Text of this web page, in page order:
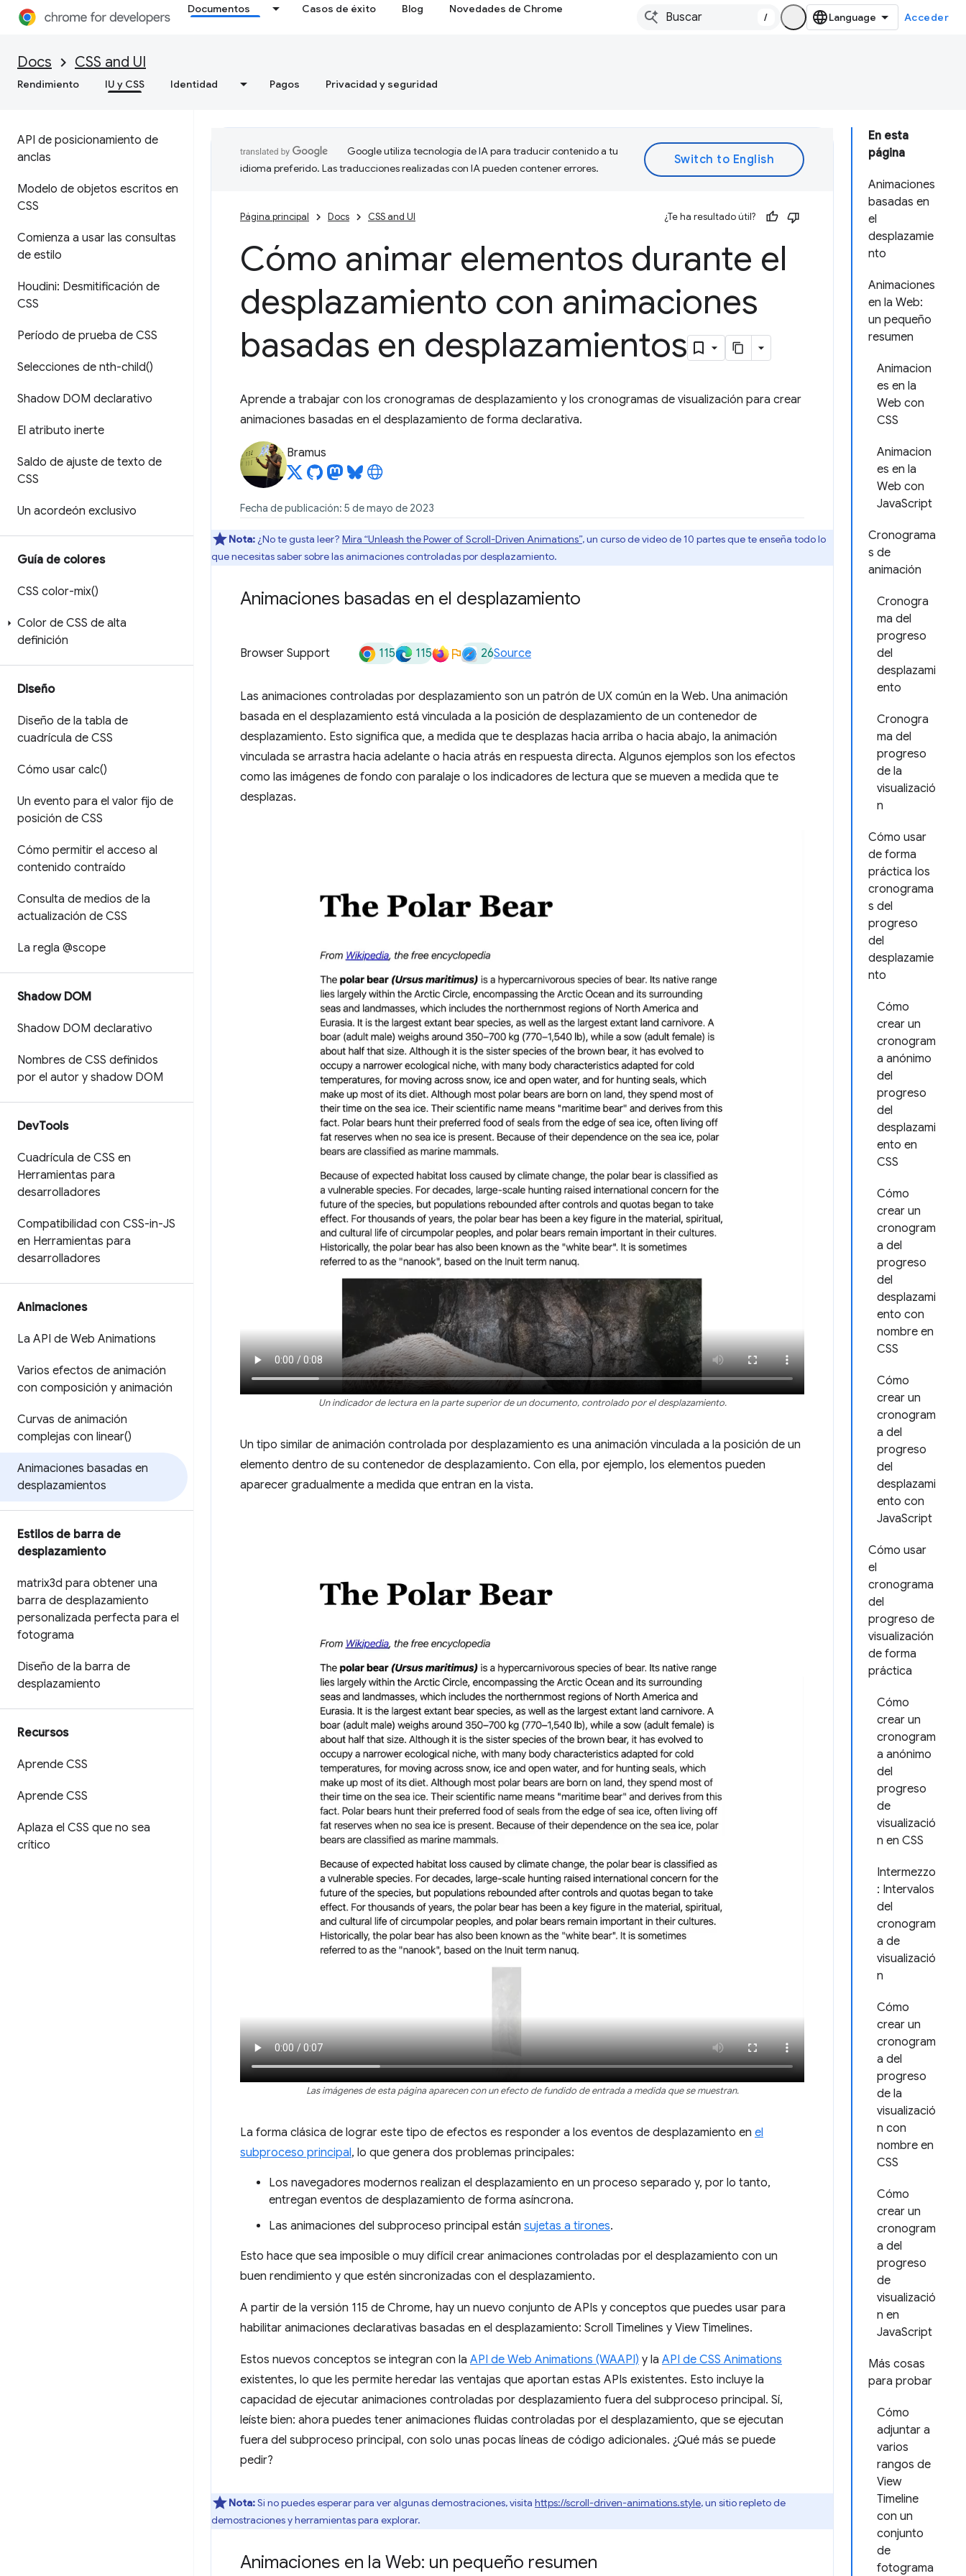
Documentos Casos de éxito Blog Novedades de Chrome
/ Acceder
Docs CSS and UI
Rendimiento IU y CSS Identidad Pagos Privacidad y seguridad
API de posicionamiento de
anclas
Modelo de objetos escritos en
CSS
Comienza a usar las consultas
de estilo
Houdini: Desmitificación de
CSS
Período de prueba de CSS
Selecciones de nth-child()
Shadow DOM declarativo
El atributo inerte
Saldo de ajuste de texto de
CSS
Un acordeón exclusivo
Guía de colores
CSS color-mix()
Color de CSS de alta
definición
Diseño
Diseño de la tabla de
cuadrícula de CSS
Cómo usar calc()
Un evento para el valor fijo de
posición de CSS
Cómo permitir el acceso al
contenido contraído
Consulta de medios de la
actualización de CSS
La regla @scope
Shadow DOM
Shadow DOM declarativo
Nombres de CSS definidos
por el autor y shadow DOM
DevTools
Cuadrícula de CSS en
Herramientas para
desarrolladores
Compatibilidad con CSS-in-JS
en Herramientas para
desarrolladores
Animaciones
La API de Web Animations
Varios efectos de animación
con composición y animación
Curvas de animación
complejas con linear()
Animaciones basadas en
desplazamientos
Estilos de barra de
desplazamiento
matrix3d para obtener una
barra de desplazamiento
personalizada perfecta para el
fotograma
Diseño de la barra de
desplazamiento
Recursos
Aprende CSS
Aprende CSS
Aplaza el CSS que no sea
crítico
En esta
página
Animaciones
basadas en
el
desplazamie
nto
Animaciones
en la Web:
un pequeño
resumen
Animacion
es en la
Web con
CSS
Animacion
es en la
Web con
JavaScript
Cronograma
s de
animación
Cronogra
ma del
progreso
del
desplazami
ento
Cronogra
ma del
progreso
de la
visualizació
n
Cómo usar
de forma
práctica los
cronograma
s del
progreso
del
desplazamie
nto
Cómo
crear un
cronogram
a anónimo
del
progreso
del
desplazami
ento en
CSS
Cómo
crear un
cronogram
a del
progreso
del
desplazami
ento con
nombre en
CSS
Cómo
crear un
cronogram
a del
progreso
del
desplazami
ento con
JavaScript
Cómo usar
el
cronograma
del
progreso de
visualización
de forma
práctica
Cómo
crear un
cronogram
a anónimo
del
progreso
de
visualizació
n en CSS
Intermezzo
: Intervalos
del
cronogram
a de
visualizació
n
Cómo
crear un
cronogram
a del
progreso
de la
visualizació
n con
nombre en
CSS
Cómo
crear un
cronogram
a del
progreso
de
visualizació
n en
JavaScript
Más cosas
para probar
Cómo
adjuntar a
varios
rangos de
View
Timeline
con un
conjunto
de
fotograma
Google utiliza tecnología de IA para traducir contenido a tu
idioma preferido. Las traducciones realizadas con IA pueden contener errores.
Página principal Docs CSS and UI ¿Te ha resultado útil?
Cómo animar elementos durante el
desplazamiento con animaciones
basadas en desplazamientos
Aprende a trabajar con los cronogramas de desplazamiento y los cronogramas de visualización para crear
animaciones basadas en el desplazamiento de forma declarativa.
Bramus
Fecha de publicación: 5 de mayo de 2023
Nota: ¿No te gusta leer? Mira “Unleash the Power of Scroll-Driven Animations”, un curso de video de 10 partes que te enseña todo lo
que necesitas saber sobre las animaciones controladas por desplazamiento.
Animaciones basadas en el desplazamiento
Browser Support 115 115 26Source
Las animaciones controladas por desplazamiento son un patrón de UX común en la Web. Una animación
basada en el desplazamiento está vinculada a la posición de desplazamiento de un contenedor de
desplazamiento. Esto significa que, a medida que te desplazas hacia arriba o hacia abajo, la animación
vinculada se arrastra hacia adelante o hacia atrás en respuesta directa. Algunos ejemplos son los efectos
como las imágenes de fondo con paralaje o los indicadores de lectura que se mueven a medida que te
desplazas.
Un indicador de lectura en la parte superior de un documento, controlado por el desplazamiento.
Un tipo similar de animación controlada por desplazamiento es una animación vinculada a la posición de un
elemento dentro de su contenedor de desplazamiento. Con ella, por ejemplo, los elementos pueden
aparecer gradualmente a medida que entran en la vista.
Las imágenes de esta página aparecen con un efecto de fundido de entrada a medida que se muestran.
La forma clásica de lograr este tipo de efectos es responder a los eventos de desplazamiento en el
subproceso principal, lo que genera dos problemas principales:
Los navegadores modernos realizan el desplazamiento en un proceso separado y, por lo tanto,
entregan eventos de desplazamiento de forma asíncrona.
Las animaciones del subproceso principal están sujetas a tirones.
Esto hace que sea imposible o muy difícil crear animaciones controladas por el desplazamiento con un
buen rendimiento y que estén sincronizadas con el desplazamiento.
A partir de la versión 115 de Chrome, hay un nuevo conjunto de APIs y conceptos que puedes usar para
habilitar animaciones declarativas basadas en el desplazamiento: Scroll Timelines y View Timelines.
Estos nuevos conceptos se integran con la API de Web Animations (WAAPI) y la API de CSS Animations
existentes, lo que les permite heredar las ventajas que aportan estas APIs existentes. Esto incluye la
capacidad de ejecutar animaciones controladas por desplazamiento fuera del subproceso principal. Sí,
leíste bien: ahora puedes tener animaciones fluidas controladas por el desplazamiento, que se ejecutan
fuera del subproceso principal, con solo unas pocas líneas de código adicionales. ¿Qué más se puede
pedir?
Nota:Si no puedes esperar para ver algunas demostraciones, visita https://scroll-driven-animations.style, un sitio repleto de
demostraciones y herramientas para explorar.
Animaciones en la Web: un pequeño resumen